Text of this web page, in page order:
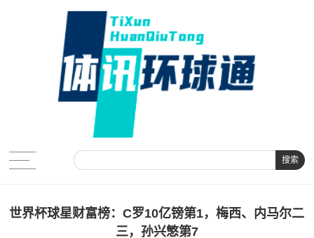
搜索
世界杯球星财富榜：C罗10亿镑第1，梅西、内马尔二
三，孙兴慜第7